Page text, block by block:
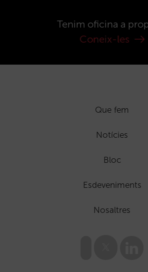
Tenim oficina a
Coneix-les
Que fem
Notícies
Bloc
Esdeveniments
Nosaltres